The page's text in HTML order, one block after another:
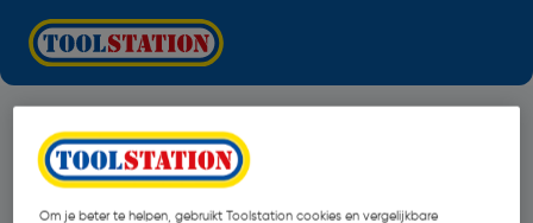
Om je beter te helpen, gebruikt Toolstation cookies en vergelijkbare